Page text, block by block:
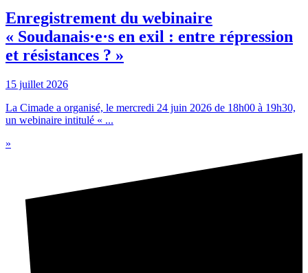
Enregistrement du webinaire
« Soudanais·e·s en exil : entre répression
et résistances ? »
15 juillet 2026
La Cimade a organisé, le mercredi 24 juin 2026 de 18h00 à 19h30,
un webinaire intitulé « ...
»